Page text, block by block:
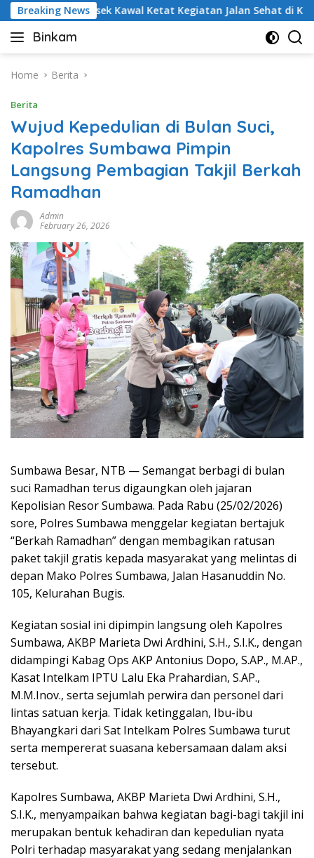
Skip
to
content
Breaking News
Polsek Kawal Ketat Kegiatan Jalan Sehat di Kelurahan
Binkam
Home Berita
Berita
Wujud Kepedulian di Bulan Suci,
Kapolres Sumbawa Pimpin
Langsung Pembagian Takjil Berkah
Ramadhan
Admin
February 26, 2026
Sumbawa Besar, NTB — Semangat berbagi di bulan
suci Ramadhan terus digaungkan oleh jajaran
Kepolisian Resor Sumbawa. Pada Rabu (25/02/2026)
sore, Polres Sumbawa menggelar kegiatan bertajuk
“Berkah Ramadhan” dengan membagikan ratusan
paket takjil gratis kepada masyarakat yang melintas di
depan Mako Polres Sumbawa, Jalan Hasanuddin No.
105, Kelurahan Bugis.
Kegiatan sosial ini dipimpin langsung oleh Kapolres
Sumbawa, AKBP Marieta Dwi Ardhini, S.H., S.I.K., dengan
didampingi Kabag Ops AKP Antonius Dopo, S.AP., M.AP.,
Kasat Intelkam IPTU Lalu Eka Prahardian, S.AP.,
M.M.Inov., serta sejumlah perwira dan personel dari
lintas satuan kerja. Tidak ketinggalan, Ibu-ibu
Bhayangkari dari Sat Intelkam Polres Sumbawa turut
serta mempererat suasana kebersamaan dalam aksi
tersebut.
Kapolres Sumbawa, AKBP Marieta Dwi Ardhini, S.H.,
S.I.K., menyampaikan bahwa kegiatan bagi-bagi takjil ini
merupakan bentuk kehadiran dan kepedulian nyata
Polri terhadap masyarakat yang sedang menjalankan